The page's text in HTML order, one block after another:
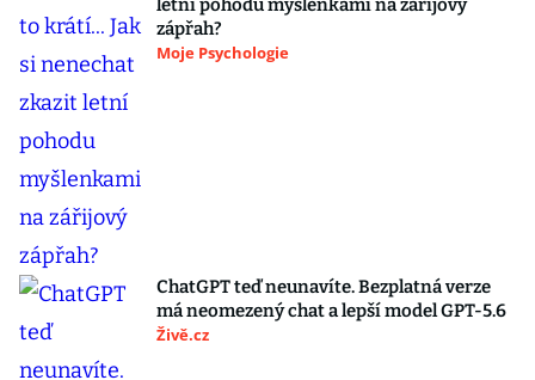
letní pohodu myšlenkami na zářijový
zápřah?
Moje Psychologie
ChatGPT teď neunavíte. Bezplatná verze
má neomezený chat a lepší model GPT-5.6
Živě.cz